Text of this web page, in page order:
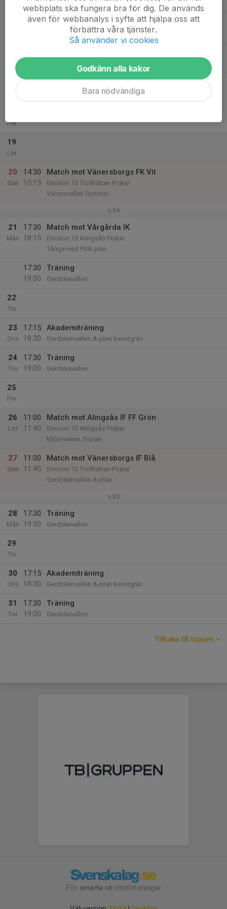
Ons Gerdskenvallen A-plan konstgräs
17:30
Träning
Gerdskavallen
Fre
19
Lör
20
Sön
14:30
15:15
Match mot Vänersborgs FK Vit
Division 13 Trollhättan Pojkar
Vänersvallen Gymmix
v.34
21
Mån
17:30
18:15
Match mot Vårgårda IK
Division 13 Alingsås Pojkar
Tånga Hed PUA-plan
17:30
19:00
Träning
Gerdskavallen
22
Tis
23
Ons
17:15
18:30
Akademiträning
Gerdskenvallen A-plan konstgräs
24
Tor
17:30
19:00
Träning
Gerdskavallen
25
Fre
26
Lör
11:00
11:45
Match mot Alingsås IF FF Grön
Division 13 Alingsås Pojkar
Mjörnvallen, D-plan
27
Sön
11:00
11:45
Match mot Vänersborgs IF Blå
Division 13 Trollhättan Pojkar
Gerdskenvallen A-plan
v.35
28
Mån
17:30
19:00
Träning
Gerdskavallen
29
Tis
30
Ons
17:15
18:30
Akademiträning
Gerdskenvallen A-plan konstgräs
31
Tor
17:30
19:00
Träning
Gerdskavallen
Tillbaka till toppen
För smarta idrottsföreningar
webbplats ska fungera bra för dig. De används
även för webbanalys i syfte att hjälpa oss att
förbättra våra tjänster.
Så använder vi cookies
Godkänn alla kakor
Bara nödvändiga